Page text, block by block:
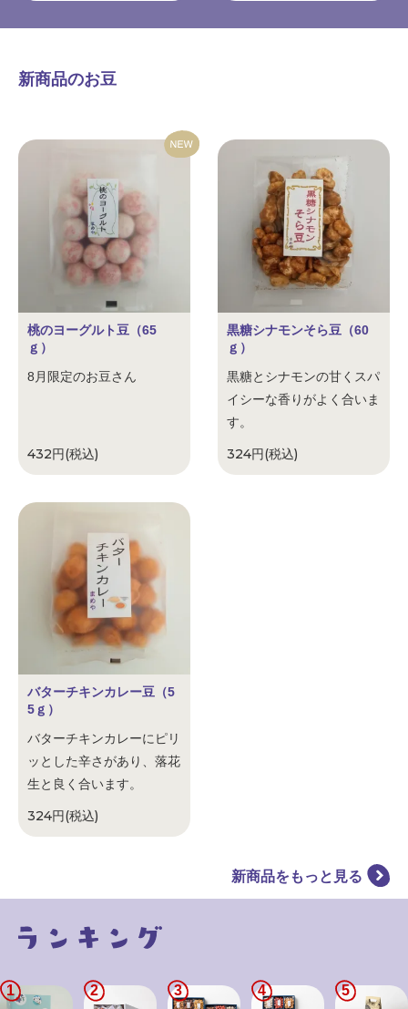
新商品のお豆
桃のヨーグルト豆（65
ｇ）
8月限定のお豆さん
432円(税込)
黒糖シナモンそら豆（60
ｇ）
黒糖とシナモンの甘くスパ
イシーな香りがよく合いま
す。
324円(税込)
バターチキンカレー豆（5
5ｇ）
バターチキンカレーにピリ
ッとした辛さがあり、落花
生と良く合います。
324円(税込)
新商品をもっと見る
1 2 3 4 5